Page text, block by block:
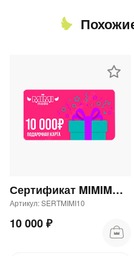
Сертификат MIMIMODA 10000 р.
Артикул: SERTMIMI10
10 000 ₽